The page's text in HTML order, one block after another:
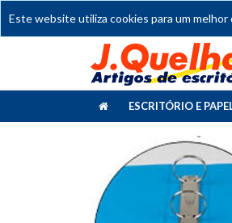
Este website utiliza cookies para um
ESCRITÓRIO E